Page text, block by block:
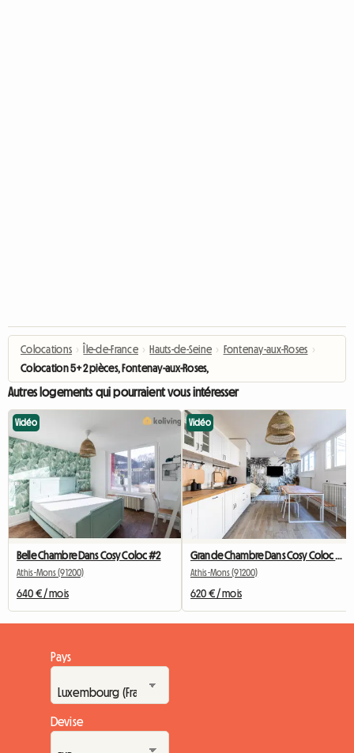
Colocations › Île-de-France › Hauts-de-Seine › Fontenay-aux-Roses ›
Colocation 5+2 pièces, Fontenay-aux-Roses,
Autres logements qui pourraient vous intéresser
Vidéo
Belle Chambre Dans Cosy Coloc #2
Athis-Mons (91200)
640 € / mois
Vidéo
Grande Chambre Dans Cosy Coloc #5 New York près d'olry
Athis-Mons (91200)
620 € / mois
Pays
Devise